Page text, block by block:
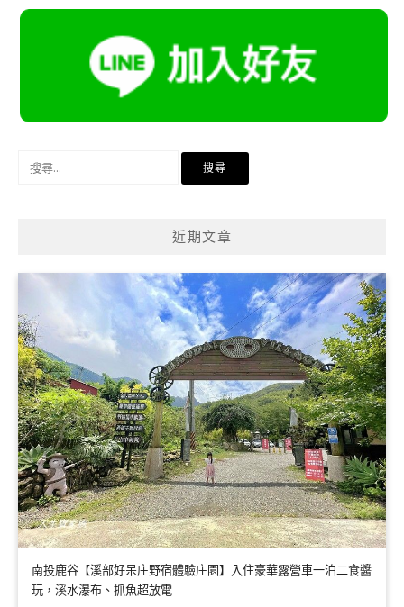
近期文章
南投鹿谷【溪部好呆庄野宿體驗庄園】入住豪華露營車一泊二食醬
玩，溪水瀑布、抓魚超放電